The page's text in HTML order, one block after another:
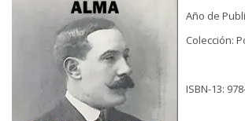
Año de
Colección:
ISBN-13: